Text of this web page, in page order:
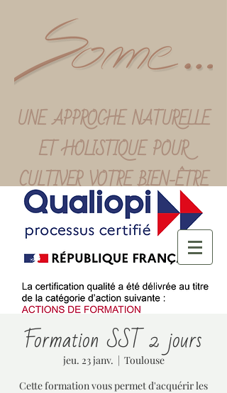
UNE APPROCHE NATURELLE
ET HOLISTIQUE POUR
CULTIVER VOTRE BIEN-ÊTRE
Formation SST 2 jours
jeu. 23 janv.
  |
Toulouse
Cette formation vous permet d'acquérir les